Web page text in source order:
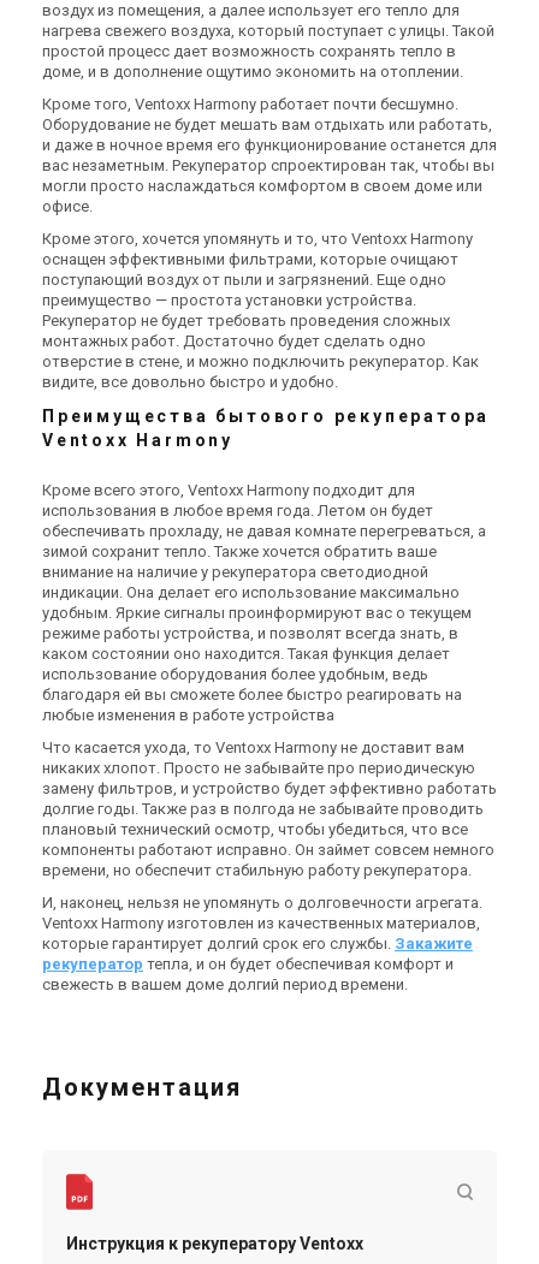
воздух из помещения, а далее использует его тепло для
нагрева свежего воздуха, который поступает с улицы. Такой
простой процесс дает возможность сохранять тепло в
доме, и в дополнение ощутимо экономить на отоплении.
Кроме того, Ventoxx Harmony работает почти бесшумно.
Оборудование не будет мешать вам отдыхать или работать,
и даже в ночное время его функционирование останется для
вас незаметным. Рекуператор спроектирован так, чтобы вы
могли просто наслаждаться комфортом в своем доме или
офисе.
Кроме этого, хочется упомянуть и то, что Ventoxx Harmony
оснащен эффективными фильтрами, которые очищают
поступающий воздух от пыли и загрязнений. Еще одно
преимущество — простота установки устройства.
Рекуператор не будет требовать проведения сложных
монтажных работ. Достаточно будет сделать одно
отверстие в стене, и можно подключить рекуператор. Как
видите, все довольно быстро и удобно.
Преимущества бытового рекуператора
Ventoxx Harmony
Кроме всего этого, Ventoxx Harmony подходит для
использования в любое время года. Летом он будет
обеспечивать прохладу, не давая комнате перегреваться, а
зимой сохранит тепло. Также хочется обратить ваше
внимание на наличие у рекуператора светодиодной
индикации. Она делает его использование максимально
удобным. Яркие сигналы проинформируют вас о текущем
режиме работы устройства, и позволят всегда знать, в
каком состоянии оно находится. Такая функция делает
использование оборудования более удобным, ведь
благодаря ей вы сможете более быстро реагировать на
любые изменения в работе устройства
Что касается ухода, то Ventoxx Harmony не доставит вам
никаких хлопот. Просто не забывайте про периодическую
замену фильтров, и устройство будет эффективно работать
долгие годы. Также раз в полгода не забывайте проводить
плановый технический осмотр, чтобы убедиться, что все
компоненты работают исправно. Он займет совсем немного
времени, но обеспечит стабильную работу рекуператора.
И, наконец, нельзя не упомянуть о долговечности агрегата.
Ventoxx Harmony изготовлен из качественных материалов,
которые гарантирует долгий срок его службы. Закажите
рекуператор тепла, и он будет обеспечивая комфорт и
свежесть в вашем доме долгий период времени.
Документация
Инструкция к рекуператору Ventoxx